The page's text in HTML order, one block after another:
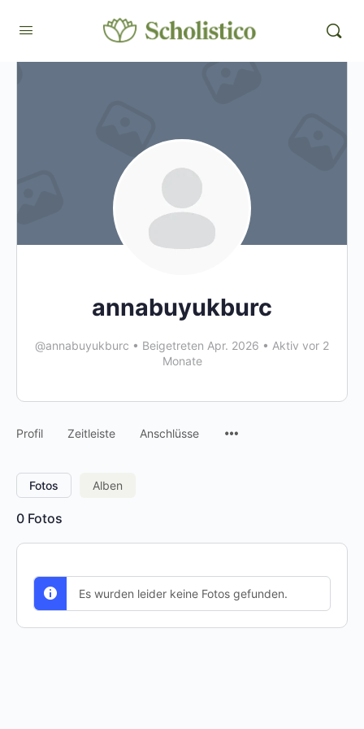
annabuyukburc
@annabuyukburc • Beigetreten Apr. 2026 • Aktiv vor 2
Monate
Profil Zeitleiste Anschlüsse
Fotos Alben
0 Fotos
Es wurden leider keine Fotos gefunden.